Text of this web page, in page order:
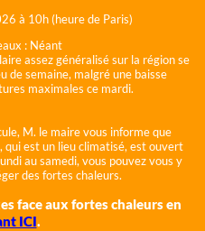
6 à 10h (heure de Paris)
: Néant
assez généralisé sur la région se
de semaine, malgré une baisse
maximales ce mardi.
M. le maire vous informe que
est un lieu climatisé, est ouvert
au samedi, vous pouvez vous y
des fortes chaleurs.
face aux fortes chaleurs en
ICI.